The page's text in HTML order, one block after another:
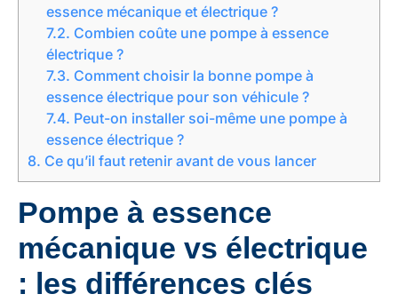
essence mécanique et électrique ?
7.2. Combien coûte une pompe à essence
électrique ?
7.3. Comment choisir la bonne pompe à
essence électrique pour son véhicule ?
7.4. Peut-on installer soi-même une pompe à
essence électrique ?
8. Ce qu’il faut retenir avant de vous lancer
Pompe à essence
mécanique vs électrique
: les différences clés